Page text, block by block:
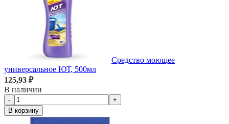
Средство моющее
универсальное ЮТ, 500мл
125,93 ₽
В наличии
-
+
В корзину